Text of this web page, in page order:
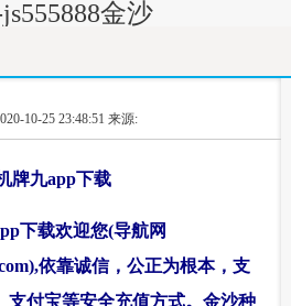
金沙
10-25 23:48:51 来源:
牌九app下载
下载欢迎您(导航网
依靠诚信，公正为根本，支
支付宝等安全充值方式。金沙种